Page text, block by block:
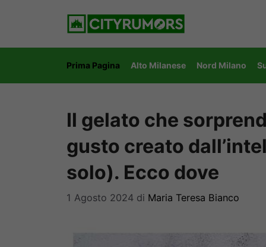
Prima Pagina Alto Milanese Nord Milano
Il gelato che
gusto creato
solo). Ecco dove
1 Agosto 2024 di Maria Teresa Bianco